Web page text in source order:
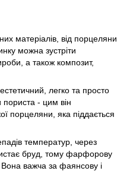
матеріалів, від порцеляни
можна зустріти
а також композит,
легко та просто
пориста - цим він
порцеляни, яка піддається
температур, через
бруд, тому фарфорову
Вона важча за фаянсову і